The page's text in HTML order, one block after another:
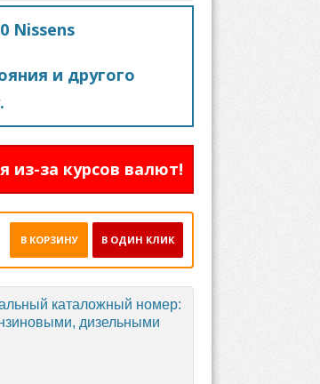
Nissens
и другого
из-за курсов валют!
В ОДИН КЛИК
В КОРЗИНУ
каталожный номер:
дизельными